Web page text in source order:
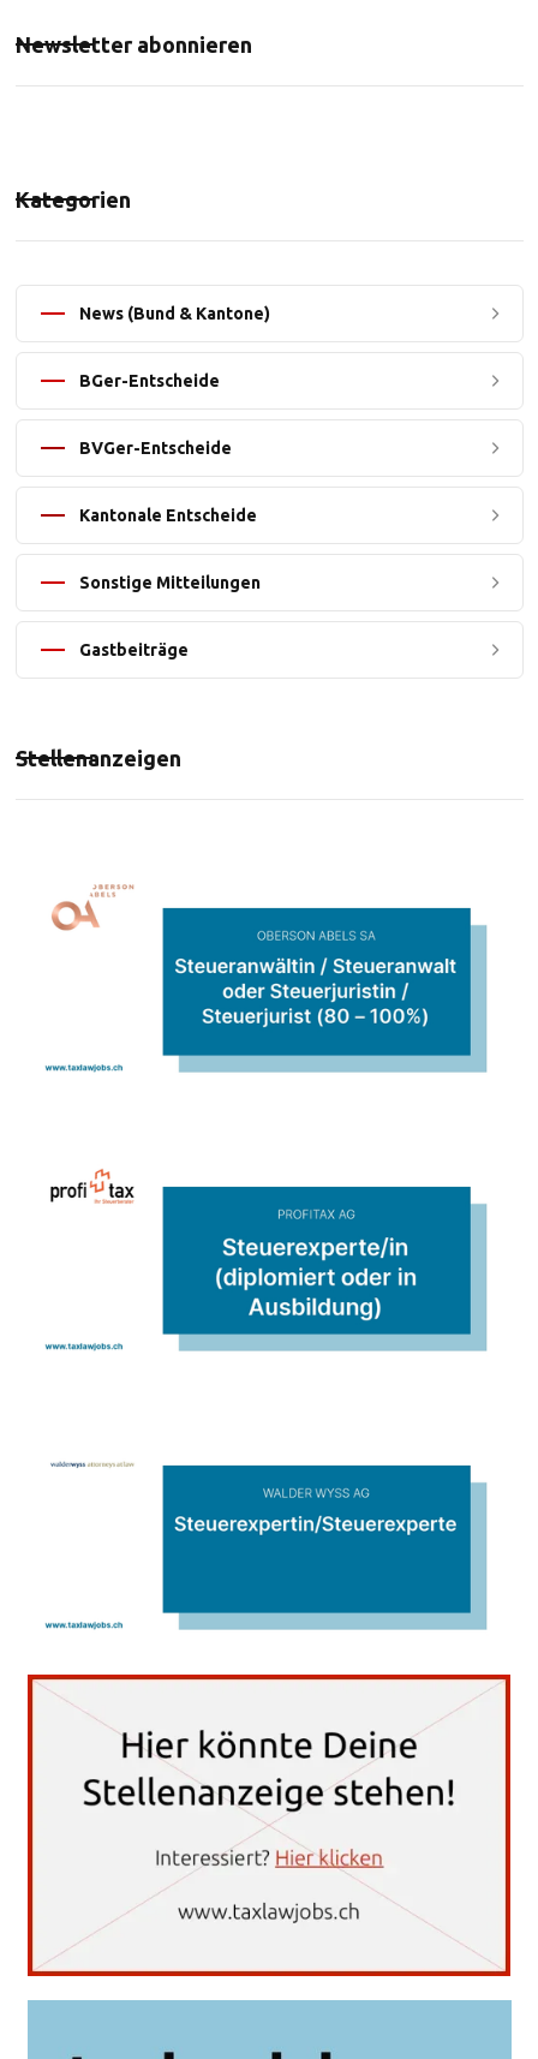
Newsletter abonnieren
Kategorien
News (Bund & Kantone)
BGer-Entscheide
BVGer-Entscheide
Kantonale Entscheide
Sonstige Mitteilungen
Gastbeiträge
Stellenanzeigen